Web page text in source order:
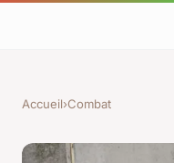
Accueil›Combat